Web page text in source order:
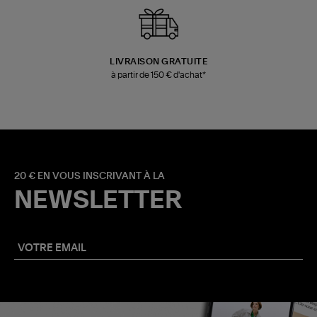
LIVRAISON GRATUITE
à partir de 150 € d'achat*
20 € EN VOUS INSCRIVANT À LA
NEWSLETTER